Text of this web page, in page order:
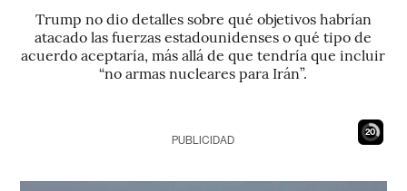
Trump no dio detalles sobre qué objetivos habrían
atacado las fuerzas estadounidenses o qué tipo de
acuerdo aceptaría, más allá de que tendría que incluir
“no armas nucleares para Irán”.
19
PUBLICIDAD